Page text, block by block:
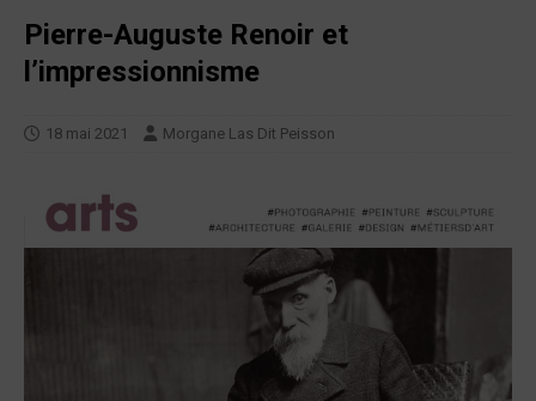
Pierre-Auguste Renoir et
l’impressionnisme
18 mai 2021 Morgane Las Dit Peisson